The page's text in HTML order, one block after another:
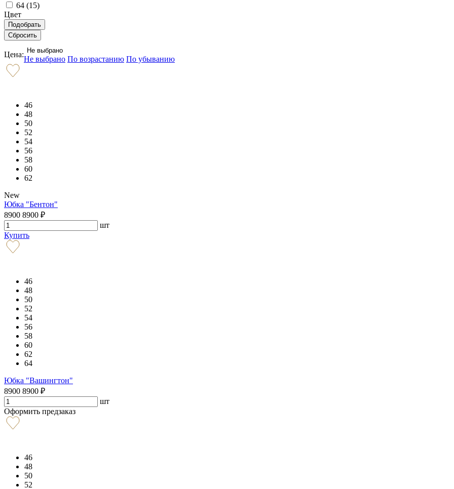
64 (15)
Цвет
Цена: Не выбрано
Не выбрано По возрастанию По убыванию
46
48
50
52
54
56
58
60
62
New
Юбка "Бентон"
8900 8900 ₽
шт
Купить
46
48
50
52
54
56
58
60
62
64
Юбка "Вашингтон"
8900 8900 ₽
шт
Оформить предзаказ
46
48
50
52